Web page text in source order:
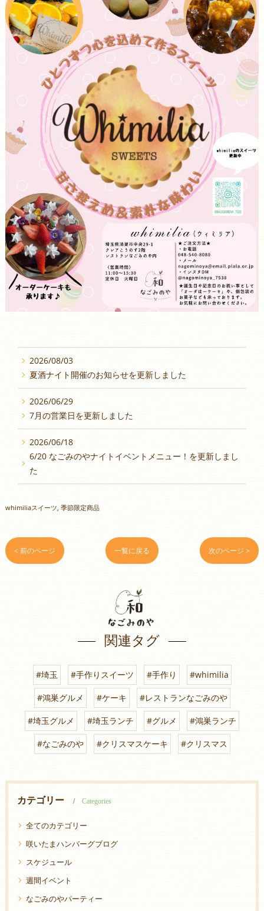
2026/08/03
夏酒ナイト開催のお知らせを更新しました
2026/06/29
7月の営業日を更新しました
2026/06/18
6/20 なごみのやナイトイベントメニュー！を更新しまし
た
whimiliaスイーツ 季節限定商品
< 前のページ 一覧に戻る 次のページ >
関連タグ
#埼玉 #手作りスイーツ #手作り #whimilia
#鴻巣グルメ #ケーキ #レストランなごみのや
#埼玉グルメ #埼玉ランチ #グルメ #鴻巣ランチ
#なごみのや #クリスマスケーキ #クリスマス
カテゴリー Categories
全てのカテゴリー
咲いたまハンバーグブログ
スケジュール
週間イベント
なごみのやパーティー